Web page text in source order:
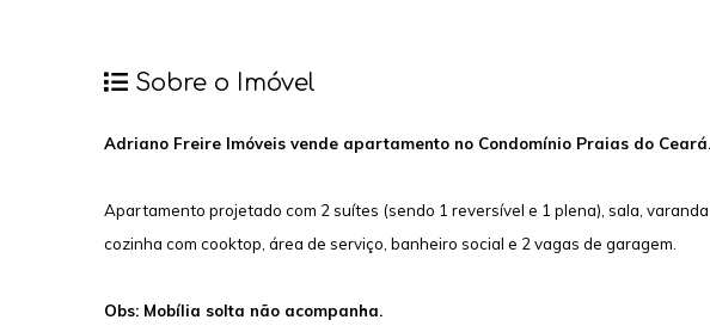
Sobre o Imóvel
Adriano Freire Imóveis vende apartamento no Condomínio Praias do Ceará.
Apartamento projetado com 2 suítes (sendo 1 reversível e 1 plena), sala,
cozinha com cooktop, área de serviço, banheiro social e 2 vagas de garagem.
Obs: Mobília solta não acompanha.